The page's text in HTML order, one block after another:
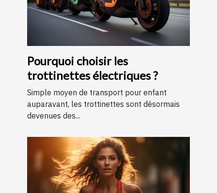
Pourquoi choisir les
trottinettes électriques ?
Simple moyen de transport pour enfant
auparavant, les trottinettes sont désormais
devenues des...